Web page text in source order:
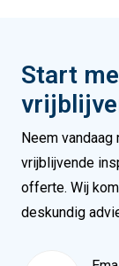
Start
Neem
vrijblijvende
offerte. Wij
deskundig